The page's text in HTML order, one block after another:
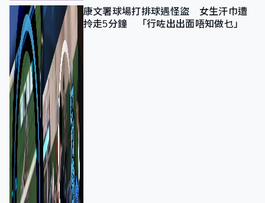
康文署球場打排球遇怪盜 女生汗巾遭
拎走5分鐘 「行咗出出面唔知做乜」